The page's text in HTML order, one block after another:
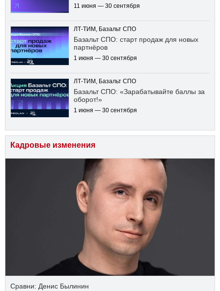
11 июня — 30 сентября
ЛТ-ТИМ, Базальт СПО
Базальт СПО: старт продаж для новых
партнёров
1 июня — 30 сентября
ЛТ-ТИМ, Базальт СПО
Базальт СПО: «Зарабатывайте баллы за
оборот!»
1 июня — 30 сентября
Кадровые изменения
Сравни: Денис Былинин